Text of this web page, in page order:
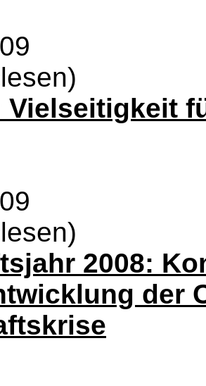
Vielseitigkeit
2008:
der